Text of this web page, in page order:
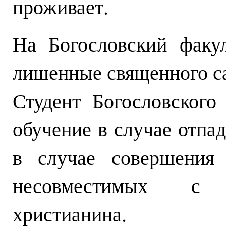
проживает.
На Богословский
лишенные священного
Студент
обучение в случае
в случае
несовместимых с
христианина.